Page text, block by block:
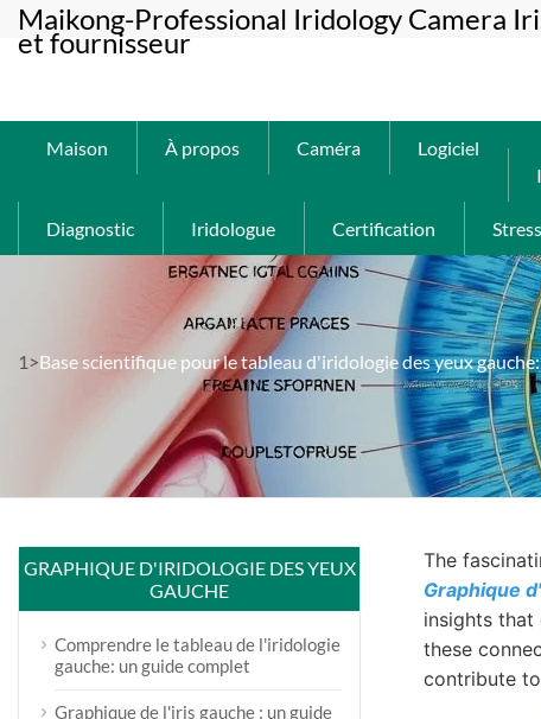
Maikong-Professional Iridology Camera
et fournisseur
Maison
À propos Caméra
Logiciel
Diagnostic Iridologue Certification
1>Base scientifique pour le tableau d'iridologie des yeux
The
Graphique
insights that
these
contribute
GRAPHIQUE D'IRIDOLOGIE DES YEUX
GAUCHE
Comprendre le tableau de l'iridologie
gauche: un guide complet
Graphique de l'iris gauche : un guide